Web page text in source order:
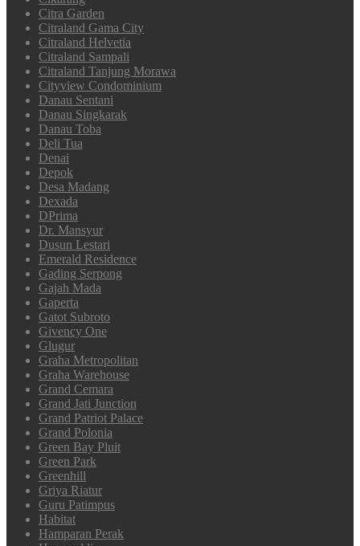
Citra Garden
Citraland Gama City
Citraland Helvetia
Citraland Sampali
Citraland Tanjung Morawa
Cityview Condominium
Danau Sentani
Danau Singkarak
Danau Toba
Deli Tua
Denai
Depok
Desa Madang
Dexada
DPrima
Dr. Mansyur
Dusun Lestari
Emerald Residence
Gading Serpong
Gajah Mada
Gaperta
Gatot Subroto
Givency One
Glugur
Graha Metropolitan
Graha Warehouse
Grand Cemara
Grand Jati Junction
Grand Patriot Palace
Grand Polonia
Green Bay Pluit
Green Park
Greenhill
Griya Riatur
Guru Patimpus
Habitat
Hamparan Perak